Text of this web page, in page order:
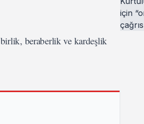
beraberlik ve kardeşlik